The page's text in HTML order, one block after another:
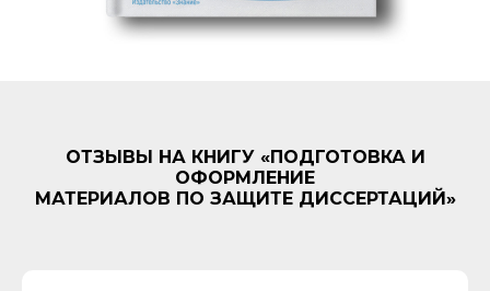
ОТЗЫВЫ НА КНИГУ «ПОДГОТОВКА И
ОФОРМЛЕНИЕ
МАТЕРИАЛОВ ПО ЗАЩИТЕ ДИССЕРТАЦИЙ»